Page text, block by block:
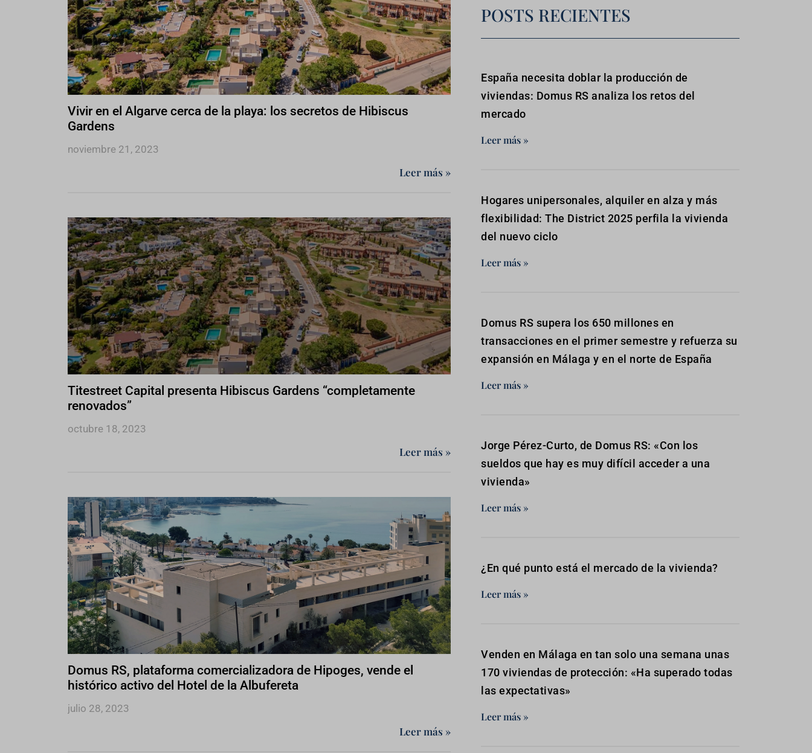
Vivir en el Algarve cerca de la playa: los secretos de Hibiscus
Gardens
noviembre 21, 2023
Leer más »
Titestreet Capital presenta Hibiscus Gardens “completamente
renovados”
octubre 18, 2023
Leer más »
Domus RS, plataforma comercializadora de Hipoges, vende el
histórico activo del Hotel de la Albufereta
julio 28, 2023
Leer más »
POSTS RECIENTES
España necesita doblar la producción de
viviendas: Domus RS analiza los retos del
mercado
Leer más »
Hogares unipersonales, alquiler en alza y más
flexibilidad: The District 2025 perfila la vivienda
del nuevo ciclo
Leer más »
Domus RS supera los 650 millones en
transacciones en el primer semestre y refuerza su
expansión en Málaga y en el norte de España
Leer más »
Jorge Pérez-Curto, de Domus RS: «Con los
sueldos que hay es muy difícil acceder a una
vivienda»
Leer más »
¿En qué punto está el mercado de la vivienda?
Leer más »
Venden en Málaga en tan solo una semana unas
170 viviendas de protección: «Ha superado todas
las expectativas»
Leer más »